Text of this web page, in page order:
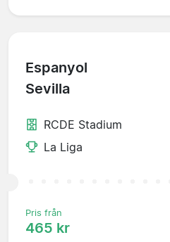
Espanyol
Sevilla
RCDE Stadium
La Liga
Pris från
465 kr